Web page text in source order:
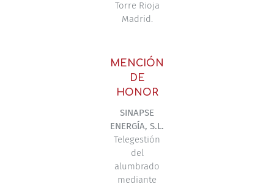
Torre Rioja
Madrid.
MENCIÓN
DE
HONOR
SINAPSE
ENERGÍA, S.L.
Telegestión
del
alumbrado
mediante